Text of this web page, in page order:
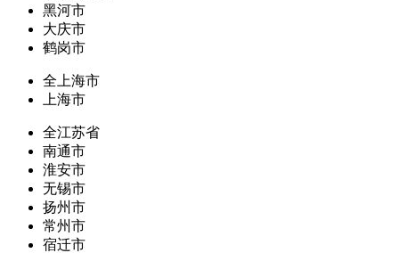
黑河市
大庆市
鹤岗市
全上海市
上海市
全江苏省
南通市
淮安市
无锡市
扬州市
常州市
宿迁市